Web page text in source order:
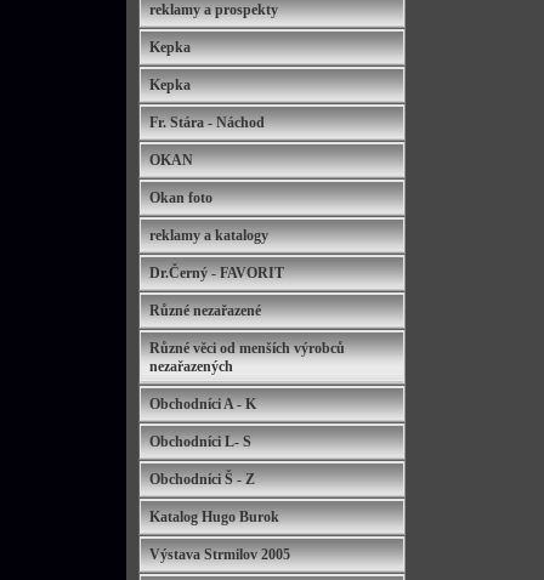
reklamy a prospekty
Kepka
Kepka
Fr. Stára - Náchod
OKAN
Okan foto
reklamy a katalogy
Dr.Černý - FAVORIT
Různé nezařazené
Různé věci od menších výrobců
nezařazených
Obchodníci A - K
Obchodníci L- S
Obchodníci Š - Z
Katalog Hugo Burok
Výstava Strmilov 2005